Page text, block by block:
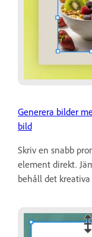
Generera bilder
bild
Skriv en snabb
element direkt.
behåll det